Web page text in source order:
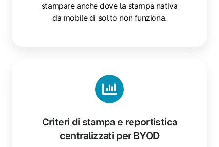
stampare anche dove la stampa nativa
da mobile di solito non funziona.
Criteri di stampa e reportistica
centralizzati per BYOD
di
stampa
centralizzati
per